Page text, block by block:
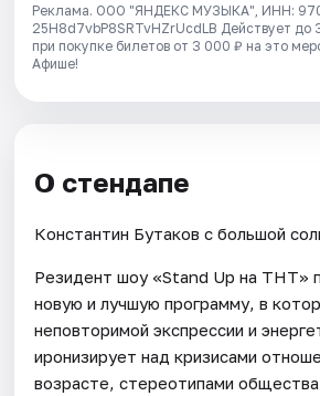
Реклама. ООО "ЯНДЕКС МУЗЫКА", ИНН:
25H8d7vbP8SRTvHZrUcdLB Действует до
при покупке билетов от 3 000 ₽ на это
Афише!
О стендапе
Константин Бутаков с большой
Резидент шоу «Stand Up на ТНТ»
новую и лучшую программу, в
неповторимой экспрессии и
иронизирует над кризисами
возрасте, стереотипами